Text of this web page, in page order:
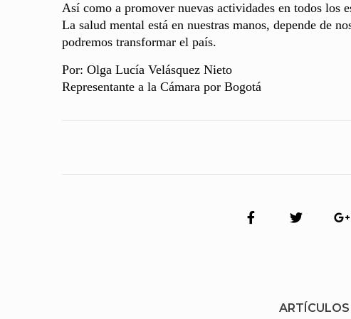
Así como a promover nuevas actividades en todos los
La salud mental está en nuestras manos, depende de
podremos transformar el país.
Por: Olga Lucía Velásquez Nieto
Representante a la Cámara por Bogotá